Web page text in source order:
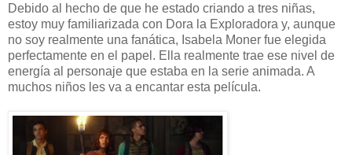
Debido al hecho de que he estado criando a tres niñas,
estoy muy familiarizada con Dora la Exploradora y, aunque
no soy realmente una fanática, Isabela Moner fue elegida
perfectamente en el papel. Ella realmente trae ese nivel de
energía al personaje que estaba en la serie animada. A
muchos niños les va a encantar esta película.